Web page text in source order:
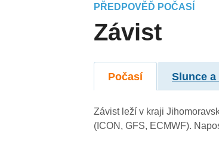
PŘEDPOVĚĎ POČASÍ
Závist
Počasí Slunce a
Závist leží v kraji
(ICON, GFS, ECMWF).